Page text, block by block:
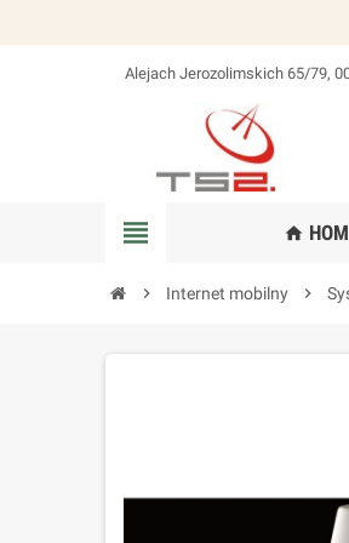
lokalizacja_na
Alejach Jerozolimskich 65/79,
view_headline home
chevron_right Internet mobilny chevron_right